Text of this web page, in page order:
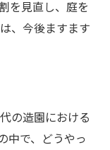
を見直し、庭を
、今後ますます
の造園における
中で、どうやっ